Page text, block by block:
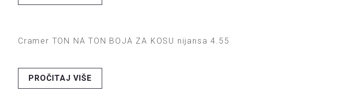
Cramer TON NA TON BOJA ZA KOSU nijansa 4.55
PROČITAJ VIŠE